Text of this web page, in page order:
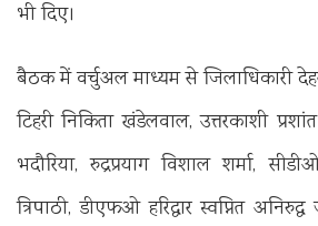
भी दिए।
‎बैठक में वर्चुअल माध्यम से जिलाधिकारी
टिहरी निकिता खंडेलवाल, उत्तरकाशी
भदौरिया, रुद्रप्रयाग विशाल शर्मा,
त्रिपाठी, डीएफओ हरिद्वार स्वप्नित